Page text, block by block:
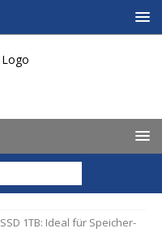
SSD 1TB: Ideal für Speicher-